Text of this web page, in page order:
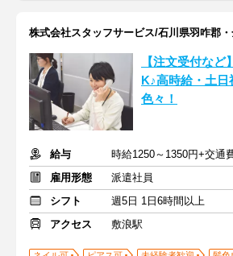
株式会社スタッフサービス/石川県羽咋郡・
【注文受付など
K♪高時給・土
色々！
給与
時給1250～1350円+交通
雇用形態
派遣社員
シフト
週5日 1日6時間以上
アクセス
敷浪駅